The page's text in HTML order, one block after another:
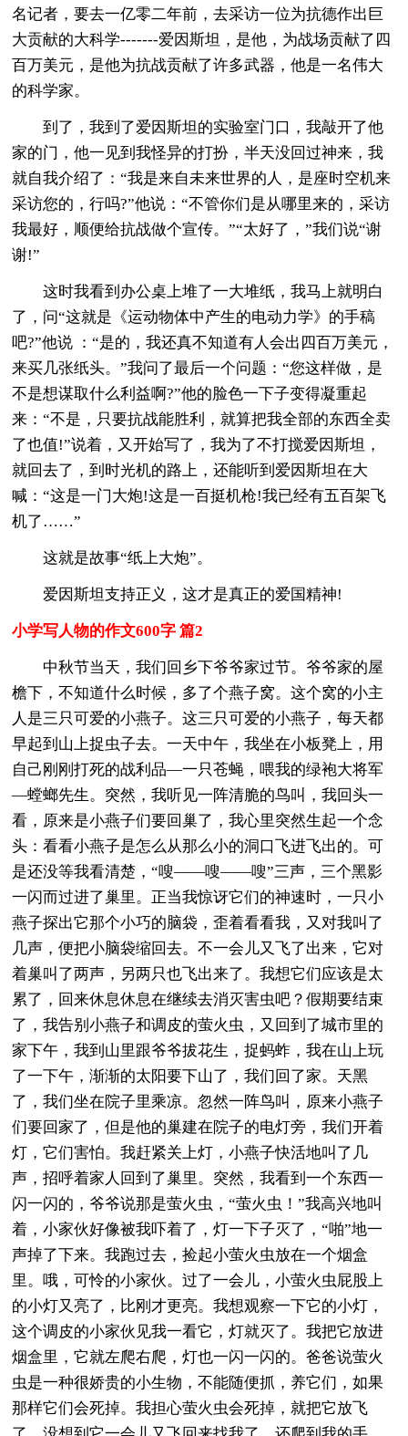
名记者，要去一亿零二年前，去采访一位为抗德作出巨
大贡献的大科学-------爱因斯坦，是他，为战场贡献了四
百万美元，是他为抗战贡献了许多武器，他是一名伟大
的科学家。
到了，我到了爱因斯坦的实验室门口，我敲开了他
家的门，他一见到我怪异的打扮，半天没回过神来，我
就自我介绍了：“我是来自未来世界的人，是座时空机来
采访您的，行吗?”他说：“不管你们是从哪里来的，采访
我最好，顺便给抗战做个宣传。”“太好了，”我们说“谢
谢!”
这时我看到办公桌上堆了一大堆纸，我马上就明白
了，问“这就是《运动物体中产生的电动力学》的手稿
吧?”他说 ：“是的，我还真不知道有人会出四百万美元，
来买几张纸头。”我问了最后一个问题：“您这样做，是
不是想谋取什么利益啊?”他的脸色一下子变得凝重起
来：“不是，只要抗战能胜利，就算把我全部的东西全卖
了也值!”说着，又开始写了，我为了不打搅爱因斯坦，
就回去了，到时光机的路上，还能听到爱因斯坦在大
喊：“这是一门大炮!这是一百挺机枪!我已经有五百架飞
机了……”
这就是故事“纸上大炮”。
爱因斯坦支持正义，这才是真正的爱国精神!
小学写人物的作文600字 篇2
中秋节当天，我们回乡下爷爷家过节。爷爷家的屋
檐下，不知道什么时候，多了个燕子窝。这个窝的小主
人是三只可爱的小燕子。这三只可爱的小燕子，每天都
早起到山上捉虫子去。一天中午，我坐在小板凳上，用
自己刚刚打死的战利品—一只苍蝇，喂我的绿袍大将军
—螳螂先生。突然，我听见一阵清脆的鸟叫，我回头一
看，原来是小燕子们要回巢了，我心里突然生起一个念
头：看看小燕子是怎么从那么小的洞口飞进飞出的。可
是还没等我看清楚，“嗖——嗖——嗖”三声，三个黑影
一闪而过进了巢里。正当我惊讶它们的神速时，一只小
燕子探出它那个小巧的脑袋，歪着看看我，又对我叫了
几声，便把小脑袋缩回去。不一会儿又飞了出来，它对
着巢叫了两声，另两只也飞出来了。我想它们应该是太
累了，回来休息休息在继续去消灭害虫吧？假期要结束
了，我告别小燕子和调皮的萤火虫，又回到了城市里的
家下午，我到山里跟爷爷拔花生，捉蚂蚱，我在山上玩
了一下午，渐渐的太阳要下山了，我们回了家。天黑
了，我们坐在院子里乘凉。忽然一阵鸟叫，原来小燕子
们要回家了，但是他的巢建在院子的电灯旁，我们开着
灯，它们害怕。我赶紧关上灯，小燕子快活地叫了几
声，招呼着家人回到了巢里。突然，我看到一个东西一
闪一闪的，爷爷说那是萤火虫，“萤火虫！”我高兴地叫
着，小家伙好像被我吓着了，灯一下子灭了，“啪”地一
声掉了下来。我跑过去，捡起小萤火虫放在一个烟盒
里。哦，可怜的小家伙。过了一会儿，小萤火虫屁股上
的小灯又亮了，比刚才更亮。我想观察一下它的小灯，
这个调皮的小家伙见我一看它，灯就灭了。我把它放进
烟盒里，它就左爬右爬，灯也一闪一闪的。爸爸说萤火
虫是一种很娇贵的小生物，不能随便抓，养它们，如果
那样它们会死掉。我担心萤火虫会死掉，就把它放飞